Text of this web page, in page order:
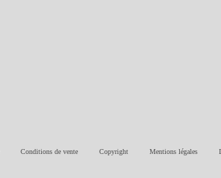
Conditions de vente Copyright Mentions légales